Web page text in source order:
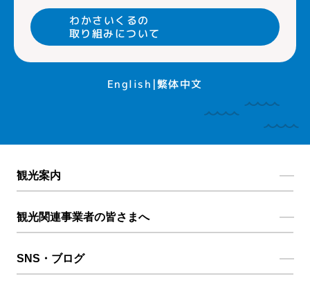
わかさいくるの
取り組みについて
English 繁体中文
観光案内
観光関連事業者の皆さまへ
SNS・ブログ